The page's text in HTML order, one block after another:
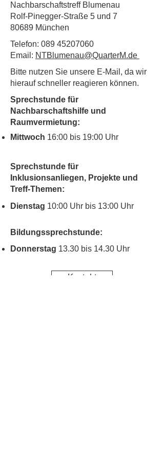
Nachbarschaftstreff Blumenau
Rolf-Pinegger-Straße 5 und 7
80689 München
Telefon: 089 45207060
Email: NTBlumenau@QuarterM.de
Bitte nutzen Sie unsere E-Mail, da wir
hierauf schneller reagieren können.
Sprechstunde für
Nachbarschaftshilfe und
Raumvermietung:
Mittwoch 16:00 bis 19:00 Uhr
Sprechstunde für
Inklusionsanliegen, Projekte und
Treff-Themen:
Dienstag 10:00 Uhr bis 13:00 Uhr
Bildungssprechstunde:
Donnerstag 13.30 bis 14.30 Uhr
Kontakt